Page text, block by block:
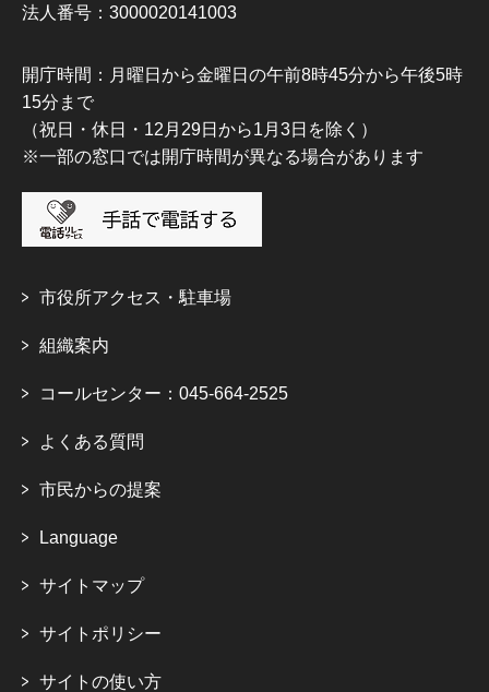
法人番号：3000020141003
開庁時間：月曜日から金曜日の午前8時45分から午後5時
15分まで
（祝日・休日・12月29日から1月3日を除く）
※一部の窓口では開庁時間が異なる場合があります
市役所アクセス・駐車場
組織案内
コールセンター：045-664-2525
よくある質問
市民からの提案
Language
サイトマップ
サイトポリシー
サイトの使い方